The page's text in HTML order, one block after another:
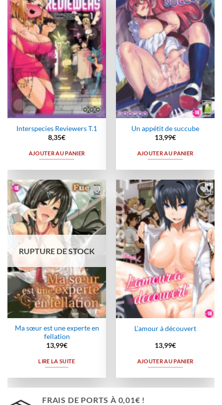
Ajouter
à la
wishlist
Interspecies Reviewers T.1
8,35€
AJOUTER AU PANIER
Ajouter
à la
wishlist
Un appétit de succube
13,99€
AJOUTER AU PANIER
Ajouter
à la
wishlist
RUPTURE DE STOCK
Ma sœur est une experte en
fellation
13,99€
LIRE LA SUITE
Ajouter
à la
wishlist
L’amour à découvert
13,99€
AJOUTER AU PANIER
FRAIS DE PORTS À 0,01€ !